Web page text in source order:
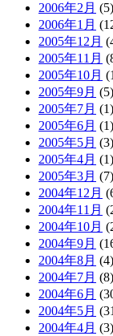
2006年2月 (5)
2006年1月
2005年12月
2005年11月
2005年10月
2005年9月 (5)
2005年7月 (1)
2005年6月 (1)
2005年5月 (3)
2005年4月 (1)
2005年3月 (7)
2004年12月
2004年11月
2004年10月
2004年9月
2004年8月 (4)
2004年7月 (8)
2004年6月
2004年5月
2004年4月 (3)